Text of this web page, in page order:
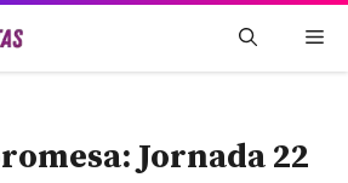
Jornada 22